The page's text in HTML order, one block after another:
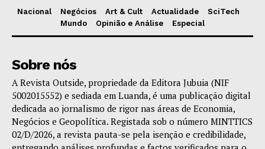
Nacional Negócios Art & Cult Actualidade
SciTech
Mundo
Opinião e Análise Especial
Sobre nós
A Revista Outside, propriedade da Editora Jubuia (NIF
5002015552) e sediada em Luanda, é uma publicação digital
dedicada ao jornalismo de rigor nas áreas de Economia,
Negócios e Geopolítica. Registada sob o número MINTTICS
02/D/2026, a revista pauta-se pela isenção e credibilidade,